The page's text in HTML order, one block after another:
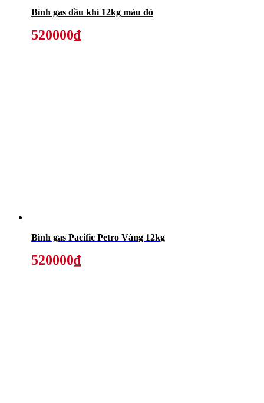
Bình gas dầu khí 12kg màu đỏ
520000₫
Bình gas Pacific Petro Vàng 12kg
520000₫